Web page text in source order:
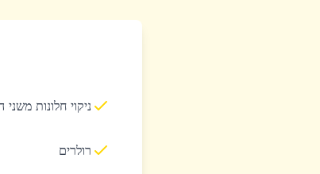
ניקוי חלונות משני
רולרים